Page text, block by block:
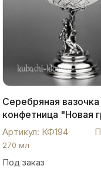
Серебряная вазочка
конфетница "Новая
КФ194
Артикул: КФ194
270 мл
Под заказ